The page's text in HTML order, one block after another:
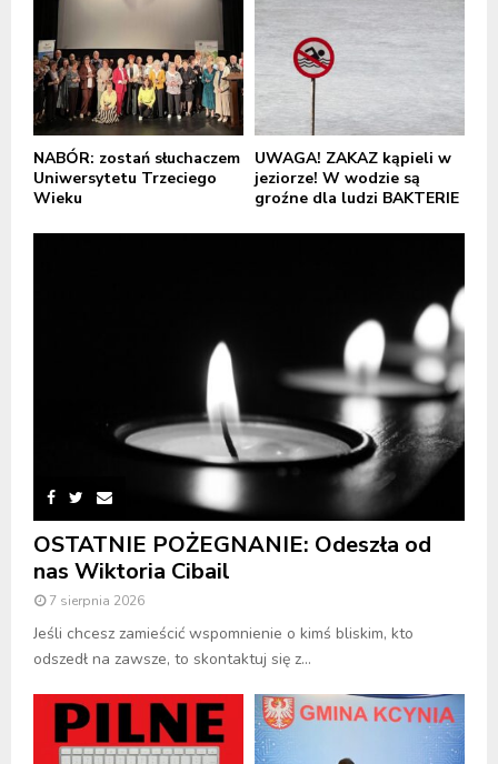
NABÓR: zostań słuchaczem
Uniwersytetu Trzeciego
Wieku
UWAGA! ZAKAZ kąpieli w
jeziorze! W wodzie są
groźne dla ludzi BAKTERIE
OSTATNIE POŻEGNANIE: Odeszła od
nas Wiktoria Cibail
7 sierpnia 2026
Jeśli chcesz zamieścić wspomnienie o kimś bliskim, kto
odszedł na zawsze, to skontaktuj się z...